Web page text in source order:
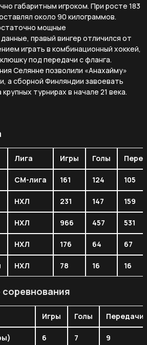
габаритным игроком. При росте 183
около 90 килограммов.
мощные
правый вингер отличился от
играть в комбинационный хоккей,
под передачи с фланга.
Селянне позволили «Анахайму»
а сборной Финляндии завоевать
турнирах в начале 21 века.
Лига Игры Голы
СМ-лига 161 124 105
НХЛ 231 147 159
НХЛ 966 457 531
НХЛ 176 64 67
НХЛ 78 16 16
Игры Голы Передачи
6 7 9